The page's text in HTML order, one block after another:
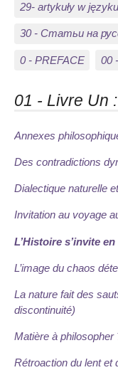
29- artykuły w
30 - Статьи на
0 - PREFACE 00
01 - Livre Un
Annexes
Des contradictions
Dialectique naturelle
Invitation au voyage
L’Histoire s’invite
L’image du chaos
La nature fait des
discontinuité)
Matière à philosopher
Rétroaction du lent et